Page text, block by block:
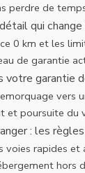
perdre de
qui
0 km et les
de garantie
votre garantie
vers
et poursuite du
: les
voies rapides et
hors